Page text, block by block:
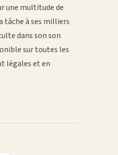
une multitude de
tâche à ses milliers
dans son son
sur toutes les
légales et en